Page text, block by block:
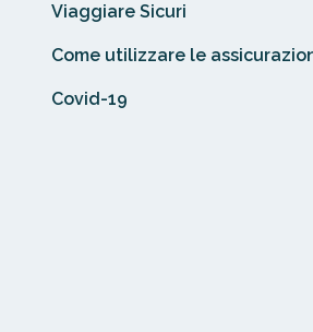
Viaggiare Sicuri
Come utilizzare le
Covid-19